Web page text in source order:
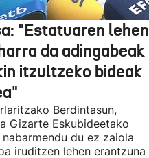
"Estatuaren lehen
da adingabeak
itzultzeko bideak
Berdintasun,
Gizarte Eskubideetako
du ez zaiola
iruditzen lehen erantzuna